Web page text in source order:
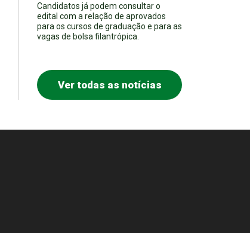
Candidatos já podem consultar o
edital com a relação de aprovados
para os cursos de graduação e para as
vagas de bolsa filantrópica.
Ver todas as notícias